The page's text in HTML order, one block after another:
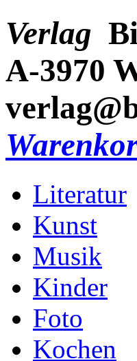
Verlag
A-3970
Literatur
Kunst
Musik
Kinder
Foto
Kochen